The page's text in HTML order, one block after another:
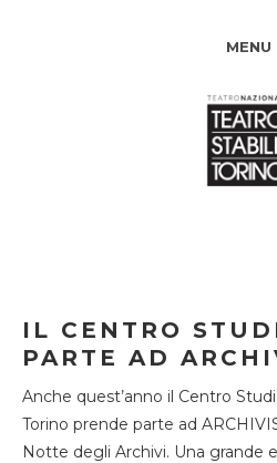
MENU
IL CENTRO
PARTE AD
Anche quest’anno il Centro
Torino prende parte ad
Notte degli Archivi. Una grande